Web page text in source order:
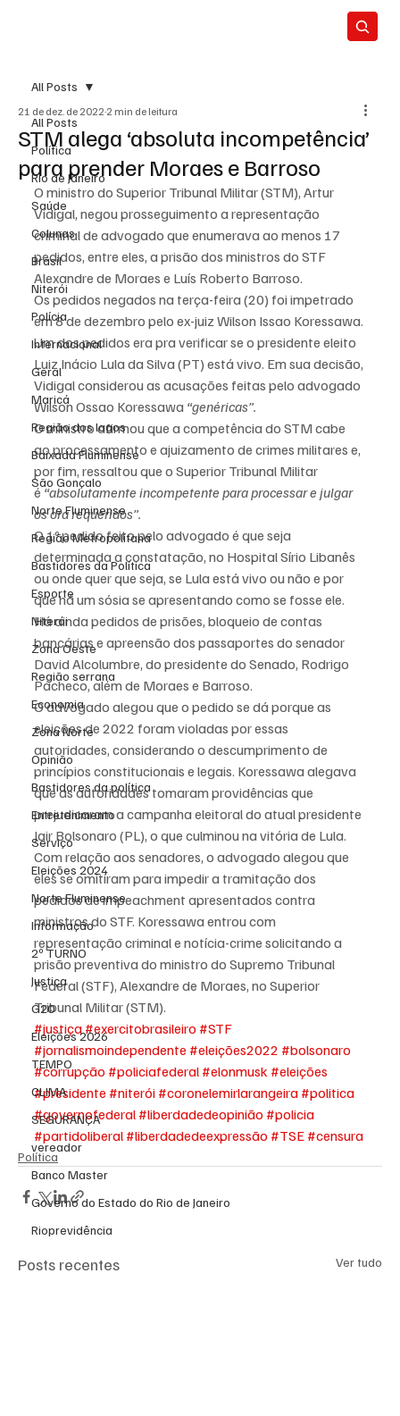
All Posts
Política
Rio de Janeiro
Saúde
Colunas
Brasil
Niterói
Polícia
Internacional
Geral
Maricá
Região dos lagos
Baixada Fluminense
São Gonçalo
Norte Fluminense
Região Metropolitana
Bastidores da Política
Esporte
Niterói
Zona Oeste
Região serrana
Economia
Zona Norte
Opinião
Bastidores da política
Entretenimento
Serviço
Eleições 2024
Norte Fluminense
Informação
2º TURNO
Justiça
G20
Eleições 2026
TEMPO
CLIMA
SEGURANÇA
vereador
Banco Master
Governo do Estado do Rio de Janeiro
Rioprevidência
All Posts
STM alega ‘absoluta incompetência’
para prender Moraes e Barroso
21 de dez. de 2022 2 min de leitura
O ministro do Superior Tribunal Militar (STM), Artur
Vidigal, negou prosseguimento a representação
criminal de advogado que enumerava ao menos 17
pedidos, entre eles, a prisão dos ministros do STF
Alexandre de Moraes e Luís Roberto Barroso.
Os pedidos negados na terça-feira (20) foi impetrado
em 8 de dezembro pelo ex-juiz Wilson Issao Koressawa.
Um dos pedidos era pra verificar se o presidente eleito
Luiz Inácio Lula da Silva (PT) está vivo. Em sua decisão,
Vidigal considerou as acusações feitas pelo advogado
Wilson Ossao Koressawa “genéricas”.
O ministro afirmou que a competência do STM cabe
ao processamento e ajuizamento de crimes militares e,
por fim, ressaltou que o Superior Tribunal Militar
é “absolutamente incompetente para processar e julgar
os ora requeridos”.
O 1º pedido feito pelo advogado é que seja
determinada a constatação, no Hospital Sírio Libanês
ou onde quer que seja, se Lula está vivo ou não e por
que há um sósia se apresentando como se fosse ele.
Há ainda pedidos de prisões, bloqueio de contas
bancárias e apreensão dos passaportes do senador
David Alcolumbre, do presidente do Senado, Rodrigo
Pacheco, além de Moraes e Barroso.
O advogado alegou que o pedido se dá porque as
eleições de 2022 foram violadas por essas
autoridades, considerando o descumprimento de
princípios constitucionais e legais. Koressawa alegava
que as autoridades tomaram providências que
prejudicaram a campanha eleitoral do atual presidente
Jair Bolsonaro (PL), o que culminou na vitória de Lula.
Com relação aos senadores, o advogado alegou que
eles se omitiram para impedir a tramitação dos
pedidos de impeachment apresentados contra
ministros do STF. Koressawa entrou com
representação criminal e notícia-crime solicitando a
prisão preventiva do ministro do Supremo Tribunal
Federal (STF), Alexandre de Moraes, no Superior
Tribunal Militar (STM).
#justiça#exercitobrasileiro #STF
#jornalismoindependente #eleições2022 #bolsonaro
#corrupção #policiafederal #elonmusk #eleições
#presidente #niterói #coronelemirlarangeira #politica
#governofederal #liberdadedeopinião #policia
#partidoliberal #liberdadedeexpressão #TSE #censura
Política
Posts recentes Ver tudo